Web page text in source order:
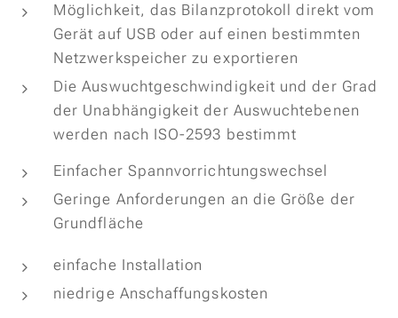
Möglichkeit, das Bilanzprotokoll direkt vom
Gerät auf USB oder auf einen bestimmten
Netzwerkspeicher zu exportieren
Die Auswuchtgeschwindigkeit und der Grad
der Unabhängigkeit der Auswuchtebenen
werden nach ISO-2593 bestimmt
Einfacher Spannvorrichtungswechsel
Geringe Anforderungen an die Größe der
Grundfläche
einfache Installation
niedrige Anschaffungskosten